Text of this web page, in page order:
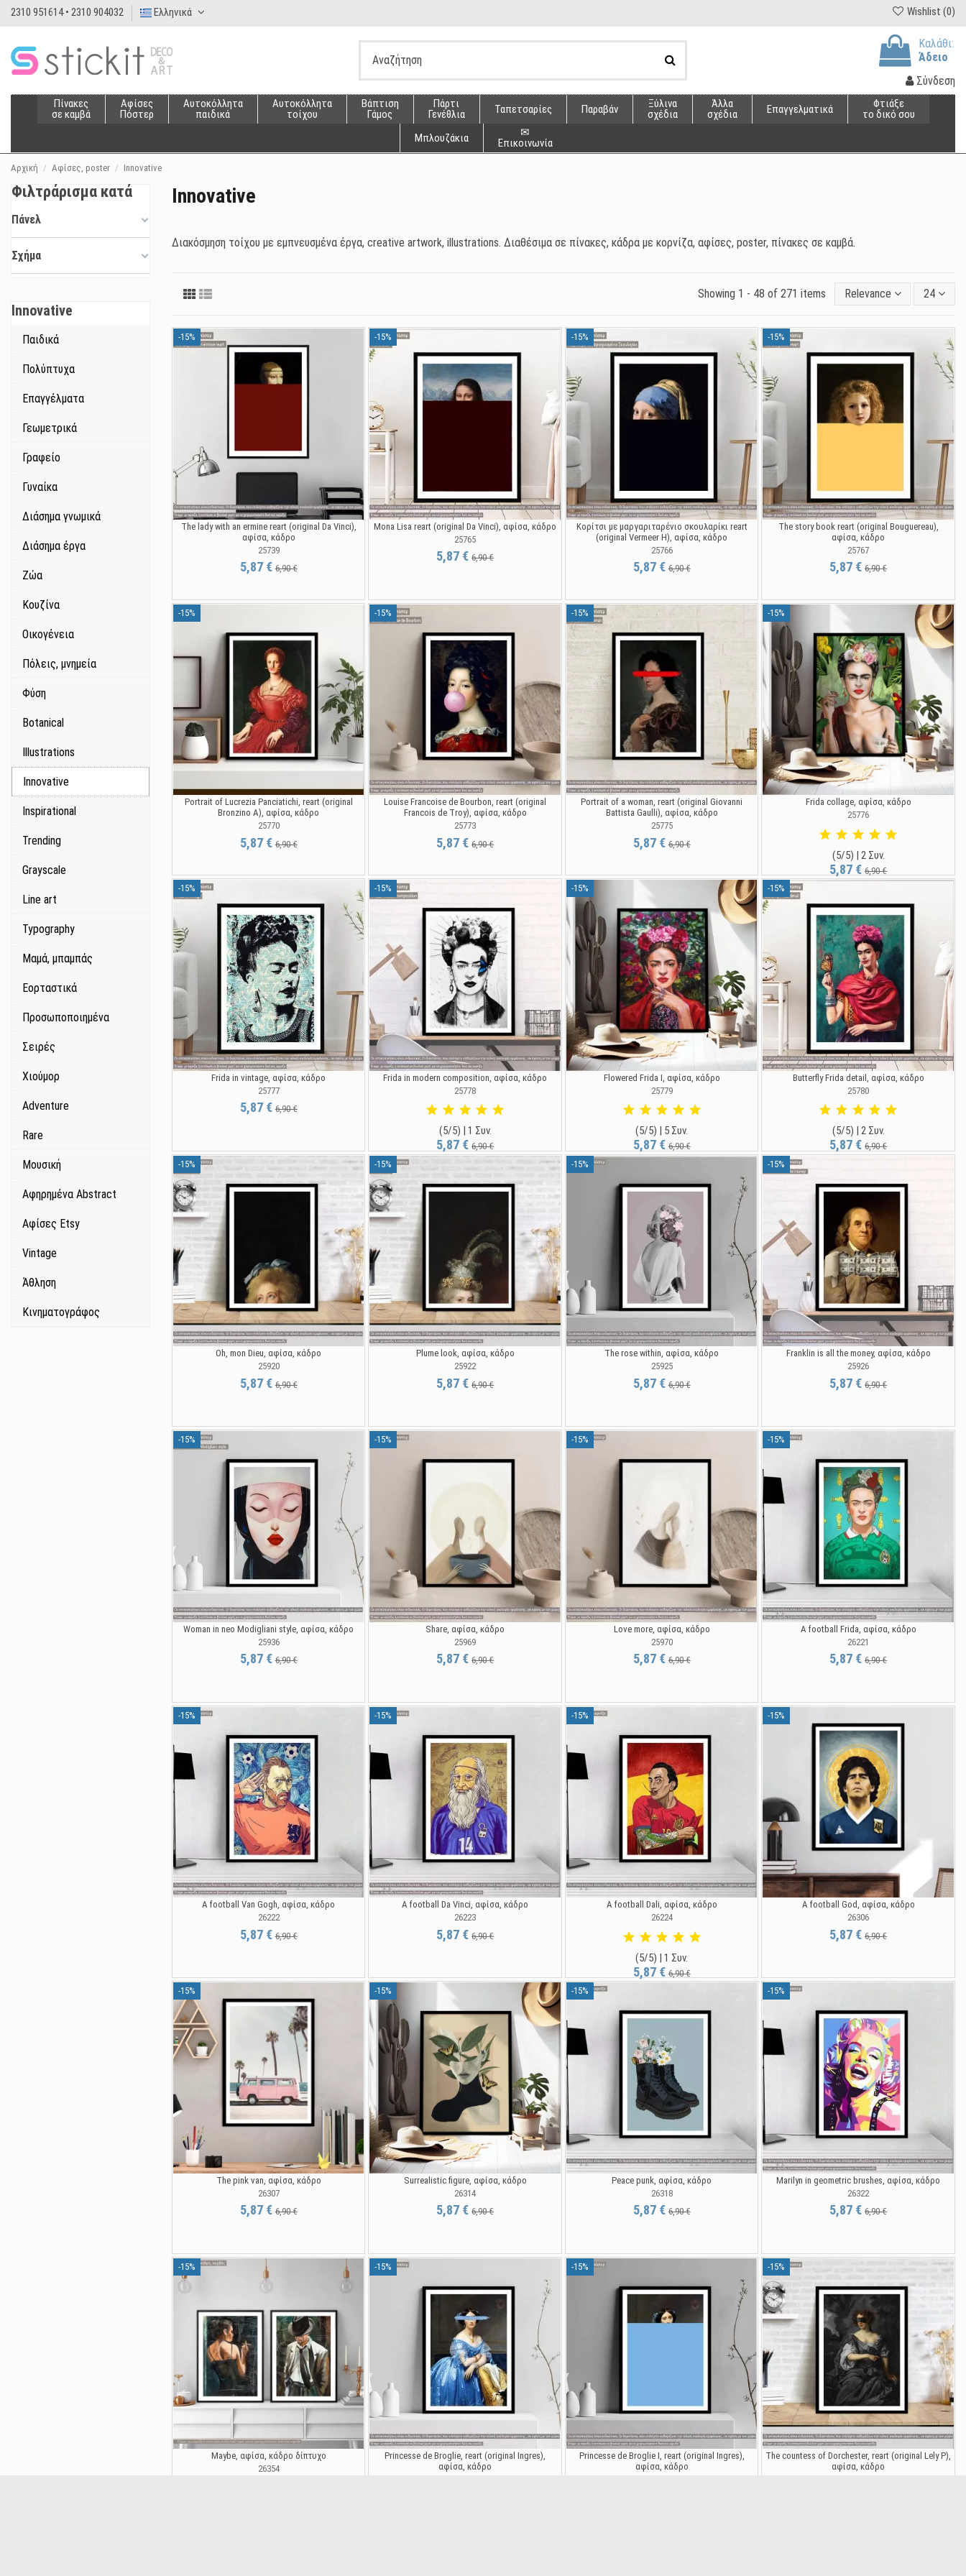
2310 951614 • 2310 904032 Ελληνικά Wishlist (0)
Καλάθι:
Άδειο
Σύνδεση
Πίνακες
σε καμβά
Αφίσες
Πόστερ
Αυτοκόλλητα
παιδικά
Αυτοκόλλητα
τοίχου
Βάπτιση
Γάμος
Πάρτι
Γενέθλια
Ταπετσαρίες Παραβάν
Ξύλινα
σχέδια
Άλλα
σχέδια
Επαγγελματικά
Φτιάξε
το δικό σου
Μπλουζάκια
✉
Επικοινωνία
Αρχική Αφίσες, poster Innovative
Innovative
Διακόσμηση τοίχου με εμπνευσμένα έργα, creative artwork, illustrations. Διαθέσιμα σε πίνακες, κάδρα με κορνίζα, αφίσες, poster, πίνακες σε καμβά.
Showing 1 - 48 of 271 items Relevance 24
-15%
The lady with an ermine reart (original Da Vinci),
αφίσα, κάδρο
25739
5,87 €6,90 €
-15%
Mona Lisa reart (original Da Vinci), αφίσα, κάδρο
25765
5,87 €6,90 €
-15%
Κορίτσι με μαργαριταρένιο σκουλαρίκι reart
(original Vermeer H), αφίσα, κάδρο
25766
5,87 €6,90 €
-15%
The story book reart (original Bouguereau),
αφίσα, κάδρο
25767
5,87 €6,90 €
-15%
Portrait of Lucrezia Panciatichi, reart (original
Bronzino A), αφίσα, κάδρο
25770
5,87 €6,90 €
-15%
Louise Francoise de Bourbon, reart (original
Francois de Troy), αφίσα, κάδρο
25773
5,87 €6,90 €
-15%
Portrait of a woman, reart (original Giovanni
Battista Gaulli), αφίσα, κάδρο
25775
5,87 €6,90 €
-15%
Frida collage, αφίσα, κάδρο
25776
(5/5) | 2 Συν.
5,87 €6,90 €
-15%
Frida in vintage, αφίσα, κάδρο
25777
5,87 €6,90 €
-15%
Frida in modern composition, αφίσα, κάδρο
25778
(5/5) | 1 Συν.
5,87 €6,90 €
-15%
Flowered Frida I, αφίσα, κάδρο
25779
(5/5) | 5 Συν.
5,87 €6,90 €
-15%
Butterfly Frida detail, αφίσα, κάδρο
25780
(5/5) | 2 Συν.
5,87 €6,90 €
-15%
Oh, mon Dieu, αφίσα, κάδρο
25920
5,87 €6,90 €
-15%
Plume look, αφίσα, κάδρο
25922
5,87 €6,90 €
-15%
The rose within, αφίσα, κάδρο
25925
5,87 €6,90 €
-15%
Franklin is all the money, αφίσα, κάδρο
25926
5,87 €6,90 €
-15%
Woman in neo Modigliani style, αφίσα, κάδρο
25936
5,87 €6,90 €
-15%
Share, αφίσα, κάδρο
25969
5,87 €6,90 €
-15%
Love more, αφίσα, κάδρο
25970
5,87 €6,90 €
-15%
A football Frida, αφίσα, κάδρο
26221
5,87 €6,90 €
-15%
A football Van Gogh, αφίσα, κάδρο
26222
5,87 €6,90 €
-15%
A football Da Vinci, αφίσα, κάδρο
26223
5,87 €6,90 €
-15%
A football Dali, αφίσα, κάδρο
26224
(5/5) | 1 Συν.
5,87 €6,90 €
-15%
A football God, αφίσα, κάδρο
26306
5,87 €6,90 €
-15%
The pink van, αφίσα, κάδρο
26307
5,87 €6,90 €
-15%
Surrealistic figure, αφίσα, κάδρο
26314
5,87 €6,90 €
-15%
Peace punk, αφίσα, κάδρο
26318
5,87 €6,90 €
-15%
Marilyn in geometric brushes, αφίσα, κάδρο
26322
5,87 €6,90 €
-15%
Maybe, αφίσα, κάδρο δίπτυχο
26354
-15%
Princesse de Broglie, reart (original Ingres),
αφίσα, κάδρο
-15%
Princesse de Broglie I, reart (original Ingres),
αφίσα, κάδρο
-15%
The countess of Dorchester, reart (original Lely P),
αφίσα, κάδρο
Φιλτράρισμα κατά
Πάνελ
Σχήμα
Innovative
Παιδικά
Πολύπτυχα
Επαγγέλματα
Γεωμετρικά
Γραφείο
Γυναίκα
Διάσημα γνωμικά
Διάσημα έργα
Ζώα
Κουζίνα
Οικογένεια
Πόλεις, μνημεία
Φύση
Botanical
Illustrations
Innovative
Inspirational
Trending
Grayscale
Line art
Typography
Μαμά, μπαμπάς
Εορταστικά
Προσωποποιημένα
Σειρές
Χιούμορ
Adventure
Rare
Μουσική
Αφηρημένα Abstract
Αφίσες Etsy
Vintage
Άθληση
Κινηματογράφος